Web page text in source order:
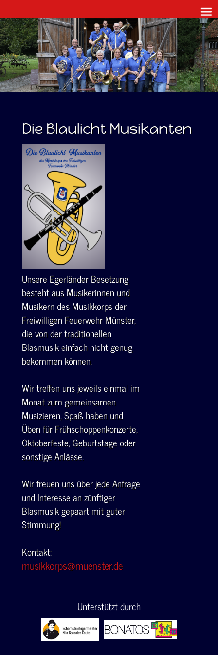
ÜBER UNS
ORCHESTER
BLAULICHT MUSIKANTEN
TERMINE
Die Blaulicht Musikanten
Unsere Egerländer Besetzung
besteht aus Musikerinnen und
Musikern des Musikkorps der
Freiwilligen Feuerwehr Münster,
die von der traditionellen
Blasmusik einfach nicht genug
bekommen können.
Wir treffen uns jeweils einmal im
Monat zum gemeinsamen
Musizieren, Spaß haben und
Üben für Frühschoppenkonzerte,
Oktoberfeste, Geburtstage oder
sonstige Anlässe.
Wir freuen uns über jede Anfrage
und Interesse an zünftiger
Blasmusik gepaart mit guter
Stimmung!
Kontakt:
musikkorps@muenster.de
Unterstützt durch